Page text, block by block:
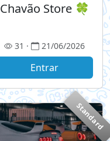
Chavão Store 🍀
31 · 21/06/2026
Entrar
Standard